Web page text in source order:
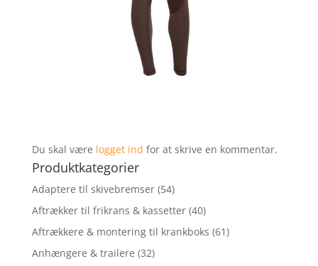
Du skal være logget ind for at skrive en kommentar.
Produktkategorier
Adaptere til skivebremser (54)
Aftrækker til frikrans & kassetter (40)
Aftrækkere & montering til krankboks (61)
Anhængere & trailere (32)